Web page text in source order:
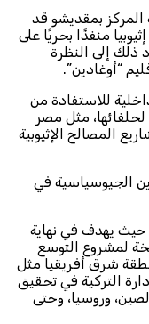
بمقديشو قد
منفذًا بحريًا على
ذلك إلى النظرة
“أوغادين”.
للاستفادة من
مثل مصر
المصالح الإثيوبية
الجيوسياسية في
حيث يهدف في نهاية
لمشروع التوسع
شرق أفريقيا مثل
التركية في تحقيق
وروسيا، وحتى